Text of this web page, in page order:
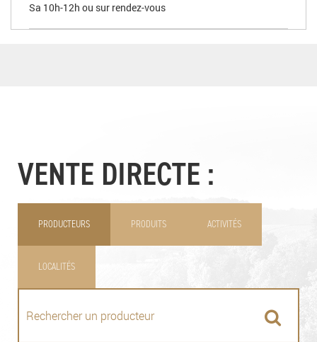
Sa 10h-12h ou sur rendez-vous
VENTE DIRECTE :
PRODUCTEURS PRODUITS ACTIVITÉS
LOCALITÉS